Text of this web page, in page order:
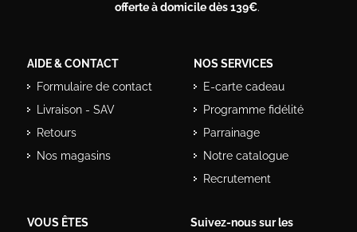
offerte à domicile dès 139€.
AIDE & CONTACT
Formulaire de contact
Livraison - SAV
Retours
Nos magasins
NOS SERVICES
E-carte cadeau
Programme fidélité
Parrainage
Notre catalogue
Recrutement
VOUS ÊTES
Suivez-nous sur les